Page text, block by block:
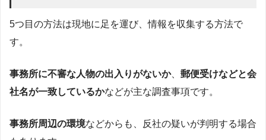
5つ目の方法は現地に足を運び、情報を収集する方法で
す。
事務所に不審な人物の出入りがないか、 郵便受けなどと会
社名が一致しているかなどが主な調査事項です。
事務所周辺の環境などからも、反社の疑いが判明する場合